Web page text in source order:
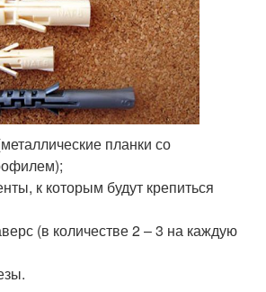
планки со
к которым будут крепиться
(в количестве 2 – 3 на каждую